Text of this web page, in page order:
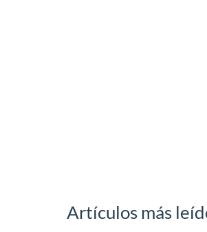
Artículos más